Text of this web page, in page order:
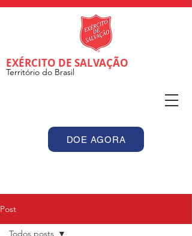
EXÉRCITO DE SALVAÇÃO
Território do Brasil
DOE AGORA
Post
Todos posts